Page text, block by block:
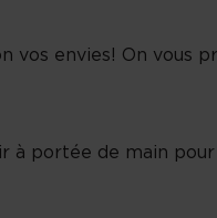
vos envies! On vous
portée de main